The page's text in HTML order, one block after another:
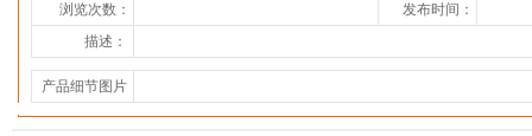
浏览次数：
发布时间：
描述：
产品细节图片